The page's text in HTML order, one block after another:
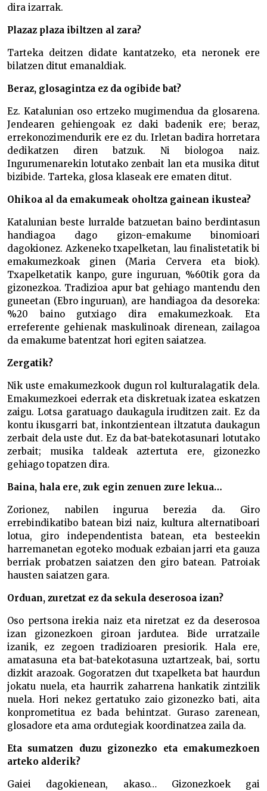
dira izarrak.
Plazaz plaza ibiltzen al zara?
Tarteka deitzen didate kantatzeko, eta neronek ere
bilatzen ditut emanaldiak.
Beraz, glosagintza ez da ogibide bat?
Ez. Katalunian oso ertzeko mugimendua da glosarena.
Jendearen gehiengoak ez daki badenik ere; beraz,
errekonozimendurik ere ez du. Irletan badira horretara
dedikatzen diren batzuk. Ni biologoa naiz.
Ingurumenarekin lotutako zenbait lan eta musika ditut
bizibide. Tarteka, glosa klaseak ere ematen ditut.
Ohikoa al da emakumeak oholtza gainean ikustea?
Katalunian beste lurralde batzuetan baino berdintasun
handiagoa dago gizon-emakume binomioari
dagokionez. Azkeneko txapelketan, lau finalistetatik bi
emakumezkoak ginen (Maria Cervera eta biok).
Txapelketatik kanpo, gure inguruan, %60tik gora da
gizonezkoa. Tradizioa apur bat gehiago mantendu den
guneetan (Ebro inguruan), are handiagoa da desoreka:
%20 baino gutxiago dira emakumezkoak. Eta
erreferente gehienak maskulinoak direnean, zailagoa
da emakume batentzat hori egiten saiatzea.
Zergatik?
Nik uste emakumezkook dugun rol kulturalagatik dela.
Emakumezkoei ederrak eta diskretuak izatea eskatzen
zaigu. Lotsa garatuago daukagula iruditzen zait. Ez da
kontu ikusgarri bat, inkontzientean iltzatuta daukagun
zerbait dela uste dut. Ez da bat-batekotasunari lotutako
zerbait; musika taldeak aztertuta ere, gizonezko
gehiago topatzen dira.
Baina, hala ere, zuk egin zenuen zure lekua…
Zorionez, nabilen ingurua berezia da. Giro
errebindikatibo batean bizi naiz, kultura alternatiboari
lotua, giro independentista batean, eta besteekin
harremanetan egoteko moduak ezbaian jarri eta gauza
berriak probatzen saiatzen den giro batean. Patroiak
hausten saiatzen gara.
Orduan, zuretzat ez da sekula deserosoa izan?
Oso pertsona irekia naiz eta niretzat ez da deserosoa
izan gizonezkoen giroan jardutea. Bide urratzaile
izanik, ez zegoen tradizioaren presiorik. Hala ere,
amatasuna eta bat-batekotasuna uztartzeak, bai, sortu
dizkit arazoak. Gogoratzen dut txapelketa bat haurdun
jokatu nuela, eta haurrik zaharrena hankatik zintzilik
nuela. Hori nekez gertatuko zaio gizonezko bati, aita
konprometitua ez bada behintzat. Guraso zarenean,
glosadore eta ama ordutegiak koordinatzea zaila da.
Eta sumatzen duzu gizonezko eta emakumezkoen
arteko alderik?
Gaiei dagokienean, akaso… Gizonezkoek gai